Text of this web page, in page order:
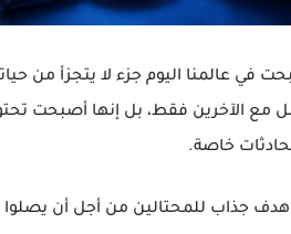
في عالمنا اليوم جزء لا يتجزأ من
مع الآخرين فقط، بل إنها أصبحت
خاصة.
جذاب للمحتالين من أجل أن يصلوا